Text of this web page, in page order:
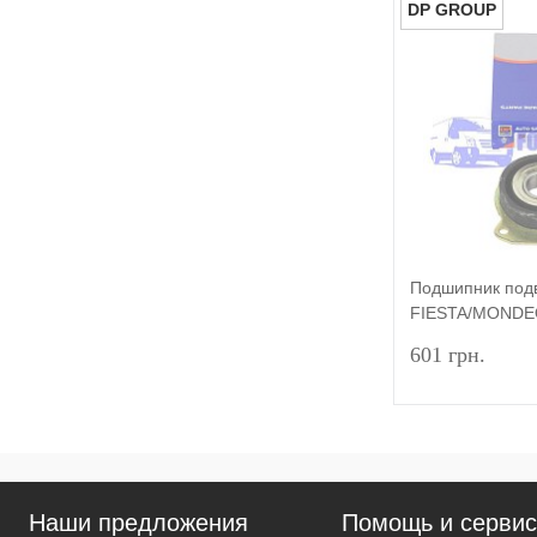
Купить в 1
В избранное
DP GROUP
Подшипник
FIESTA/
601 грн.
Купить в 1
Наши предложения Помощь и